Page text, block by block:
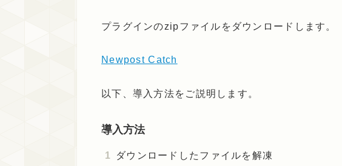
プラグインのzipファイルをダウンロードします。
Newpost Catch
以下、導入方法をご説明します。
導入方法
ダウンロードしたファイルを解凍